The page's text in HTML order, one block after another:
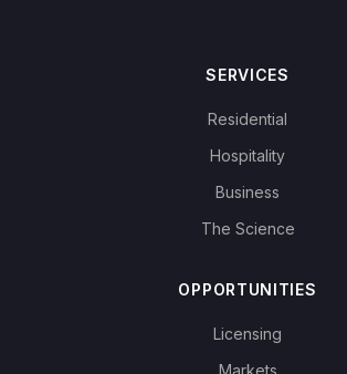
SERVICES
Residential
Hospitality
Business
The Science
OPPORTUNITIES
Licensing
Markets